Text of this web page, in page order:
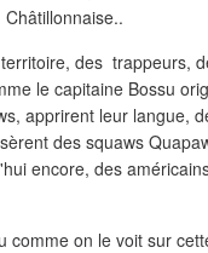
des trappeurs,
le capitaine Bossu
apprirent leur langue,
des squaws
encore, des
comme on le voit sur